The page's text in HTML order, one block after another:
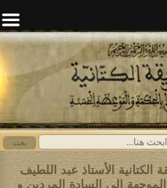
بحث
الكتانية الأستاذ عبد اللطيف
إلى السادة المردين و